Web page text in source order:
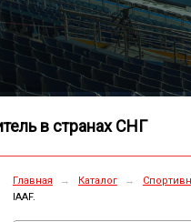
в странах СНГ
Главная → Каталог →
IAAF.